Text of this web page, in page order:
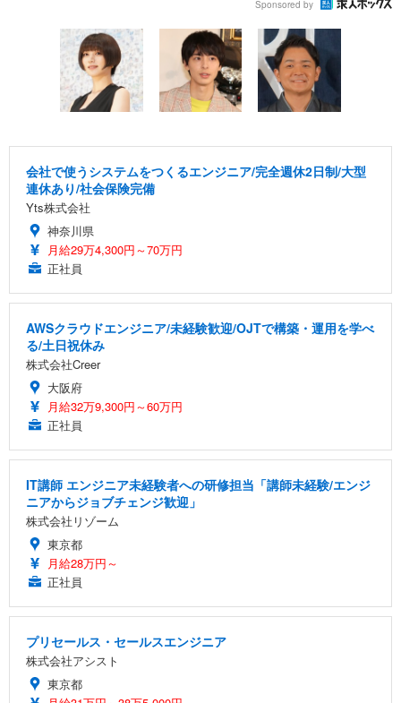
Sponsored by
会社で使うシステムをつくるエンジニア/完全週休2日制/大型
連休あり/社会保険完備
Yts株式会社
神奈川県
月給29万4,300円～70万円
正社員
AWSクラウドエンジニア/未経験歓迎/OJTで構築・運用を学べ
る/土日祝休み
株式会社Creer
大阪府
月給32万9,300円～60万円
正社員
IT講師 エンジニア未経験者への研修担当「講師未経験/エンジ
ニアからジョブチェンジ歓迎」
株式会社リゾーム
東京都
月給28万円～
正社員
プリセールス・セールスエンジニア
株式会社アシスト
東京都